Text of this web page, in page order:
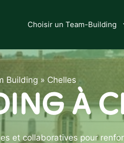
Choisir un Team-Building
Building » Chelles
À
et collaboratives pour